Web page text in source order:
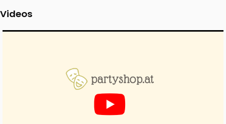
Videos